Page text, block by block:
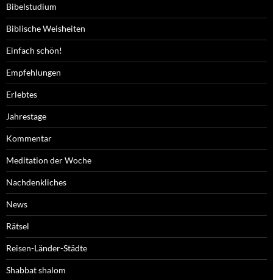
Bibelstudium
Biblische Weisheiten
Einfach schön!
Empfehlungen
Erlebtes
Jahrestage
Kommentar
Meditation der Woche
Nachdenkliches
News
Rätsel
Reisen-Länder-Städte
Shabbat shalom